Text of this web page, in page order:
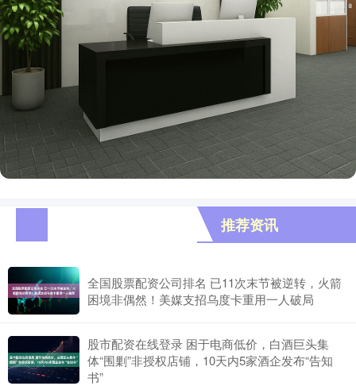
推荐资讯
全国股票配资公司排名 已11次末节被逆转，火箭
困境非偶然！美媒支招乌度卡重用一人破局
股市配资在线登录 困于电商低价，白酒巨头集
体“围剿”非授权店铺，10天内5家酒企发布“告知
书”